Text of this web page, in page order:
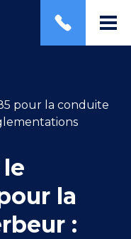
pour la conduite
la
: